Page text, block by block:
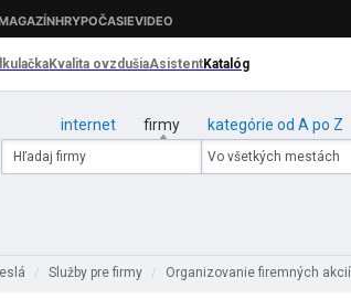
internet firmy kategórie od A po Z
/ Služby pre firmy / Organizovanie firemných akcií